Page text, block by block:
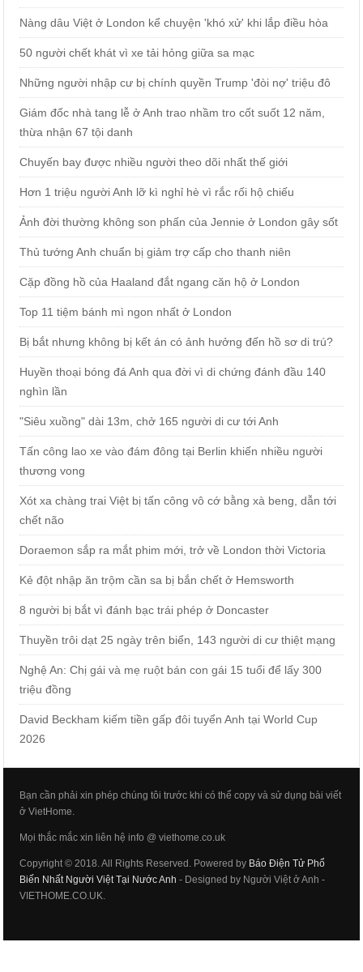
Nàng dâu Việt ở London kể chuyện 'khó xử' khi lắp điều hòa
50 người chết khát vì xe tải hỏng giữa sa mạc
Những người nhập cư bị chính quyền Trump 'đòi nợ' triệu đô
Giám đốc nhà tang lễ ở Anh trao nhầm tro cốt suốt 12 năm,
thừa nhận 67 tội danh
Chuyến bay được nhiều người theo dõi nhất thế giới
Hơn 1 triệu người Anh lỡ kì nghỉ hè vì rắc rối hộ chiếu
Ảnh đời thường không son phấn của Jennie ở London gây sốt
Thủ tướng Anh chuẩn bị giảm trợ cấp cho thanh niên
Cặp đồng hồ của Haaland đắt ngang căn hộ ở London
Top 11 tiệm bánh mì ngon nhất ở London
Bị bắt nhưng không bị kết án có ảnh hưởng đến hồ sơ di trú?
Huyền thoại bóng đá Anh qua đời vì di chứng đánh đầu 140
nghìn lần
"Siêu xuồng" dài 13m, chở 165 người di cư tới Anh
Tấn công lao xe vào đám đông tại Berlin khiến nhiều người
thương vong
Xót xa chàng trai Việt bị tấn công vô cớ bằng xà beng, dẫn tới
chết não
Doraemon sắp ra mắt phim mới, trở về London thời Victoria
Kẻ đột nhập ăn trộm cần sa bị bắn chết ở Hemsworth
8 người bị bắt vì đánh bạc trái phép ở Doncaster
Thuyền trôi dạt 25 ngày trên biển, 143 người di cư thiệt mạng
Nghệ An: Chị gái và mẹ ruột bán con gái 15 tuổi để lấy 300
triệu đồng
David Beckham kiếm tiền gấp đôi tuyển Anh tại World Cup
2026
Bạn cần phải xin phép chúng tôi trước khi có thể copy và sử dụng bài viết
ở VietHome.
Mọi thắc mắc xin liên hệ info @ viethome.co.uk
Copyright © 2018. All Rights Reserved. Powered by Báo Điện Tử Phổ
Biến Nhất Người Việt Tại Nước Anh - Designed by Người Việt ở Anh -
VIETHOME.CO.UK.